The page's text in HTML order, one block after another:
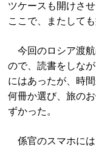
ツケースも開けさ
ここで、またして
今回のロシア渡航
ので、読書をしな
にはあったが、時
何冊か選び、旅の
ずかった。
係官のスマホには